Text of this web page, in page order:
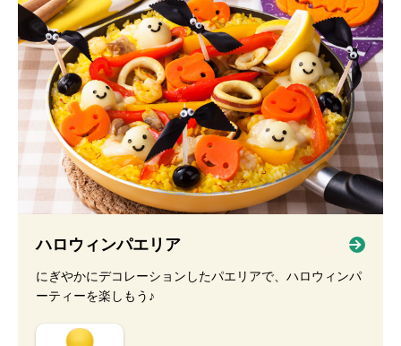
ハロウィンパエリア
にぎやかにデコレーションしたパエリアで、ハロウィンパ
ーティーを楽しもう♪